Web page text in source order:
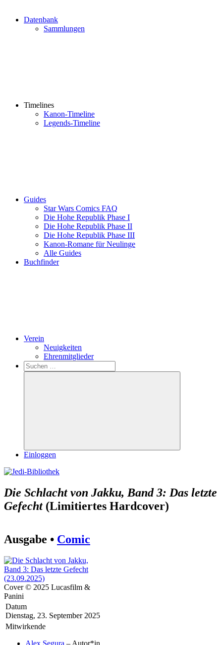
Datenbank
Sammlungen
Timelines
Kanon-Timeline
Legends-Timeline
Guides
Star Wars Comics FAQ
Die Hohe Republik Phase I
Die Hohe Republik Phase II
Die Hohe Republik Phase III
Kanon-Romane für Neulinge
Alle Guides
Buchfinder
Verein
Neuigkeiten
Ehrenmitglieder
Search
Suchen
nach:
Suchen
Einloggen
Die Schlacht von Jakku, Band 3: Das letzte
Gefecht(Limitiertes Hardcover)
Ausgabe • Comic
Cover © 2025 Lucasfilm &
Panini
Datum
Dienstag, 23. September 2025
Mitwirkende
Alex Segura – Autor*in